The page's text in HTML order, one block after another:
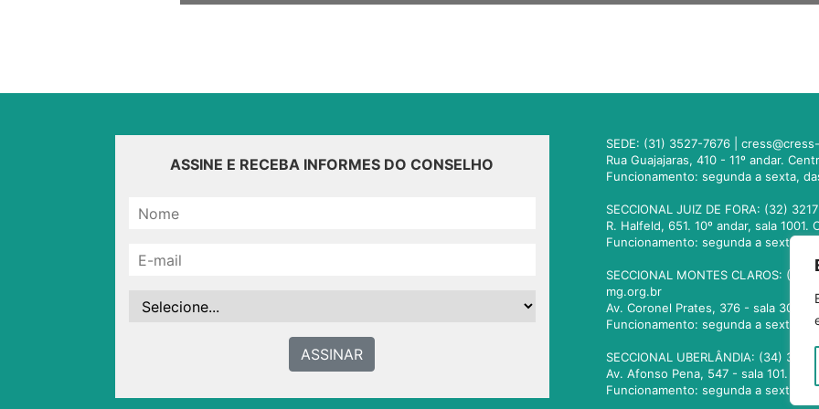
ASSINE E RECEBA INFORMES DO CONSELHO
ASSINAR
SEDE: (31) 3527-7676 |
Rua Guajajaras, 410 - 11º andar.
Funcionamento: segunda a sexta,
SECCIONAL JUIZ DE FORA: (32)
R. Halfeld, 651. 10º andar, sala
Funcionamento: segunda a sexta,
SECCIONAL MONTES CLAROS:
mg.org.br
Av. Coronel Prates, 376 - sala 301.
Funcionamento: segunda a sexta,
SECCIONAL UBERLÂNDIA: (34)
Av. Afonso Pena, 547 - sala 101.
Funcionamento: segunda a sexta,